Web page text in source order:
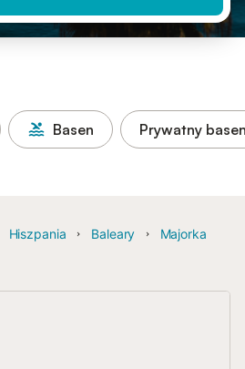
Basen Prywatny
Hiszpania Baleary
Majorka